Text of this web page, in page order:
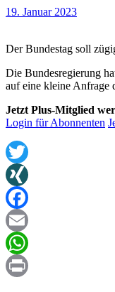
19. Januar 2023
Der Bundestag soll
Die Bundesregierung
auf eine kleine Anfrage
Jetzt Plus-Mitglied
Login für Abonnenten
Twitter
XING
Facebook
Email
WhatsApp